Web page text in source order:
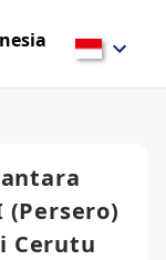
(Persero)
Cerutu